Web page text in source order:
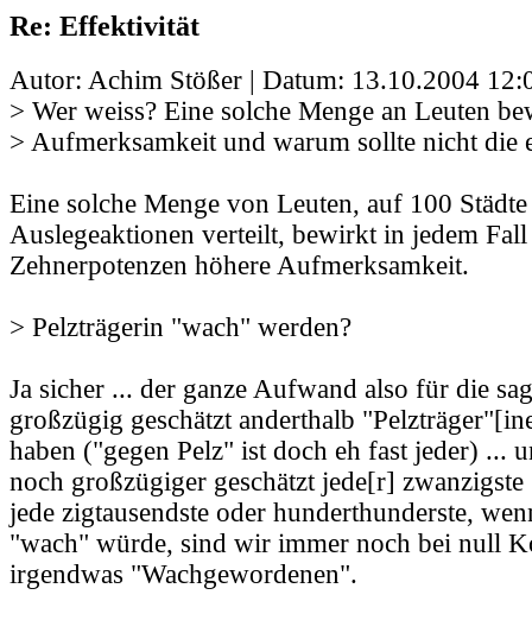
Re: Effektivität
Autor: Achim Stößer | Datum: 13.10.2004
> Wer weiss? Eine solche Menge an Leuten
> Aufmerksamkeit und warum sollte nicht die
Eine solche Menge von Leuten, auf 100
Auslegeaktionen verteilt, bewirkt in jedem
Zehnerpotenzen höhere Aufmerksamkeit.
> Pelzträgerin "wach" werden?
Ja sicher ... der ganze Aufwand also für die
großzügig geschätzt anderthalb
haben ("gegen Pelz" ist doch eh fast jeder) ...
noch großzügiger geschätzt jede[r] zwanzigste
jede zigtausendste oder hunderthunderste,
"wach" würde, sind wir immer noch bei null
irgendwas "Wachgewordenen".